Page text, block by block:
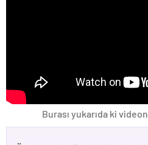
Burası yukarıda ki